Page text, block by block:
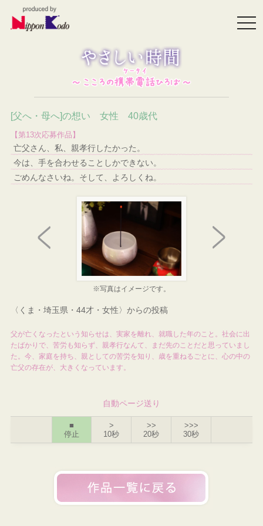
[父へ・母へ]の想い 女性 40歳代
【第13次応募作品】
亡父さん、私、親孝行したかった。
今は、手を合わせることしかできない。
ごめんなさいね。そして、よろしくね。
※写真はイメージです。
〈くま・埼玉県・44才・女性〉からの投稿
父が亡くなったという知らせは、実家を離れ、就職した年のこと。社会に出
たばかりで、苦労も知らず、親孝行なんて、まだ先のことだと思っていまし
た。今、家庭を持ち、親としての苦労を知り、歳を重ねるごとに、心の中の
亡父の存在が、大きくなっています。
自動ページ送り
■
停止
>
10秒
>>
20秒
>>>
30秒